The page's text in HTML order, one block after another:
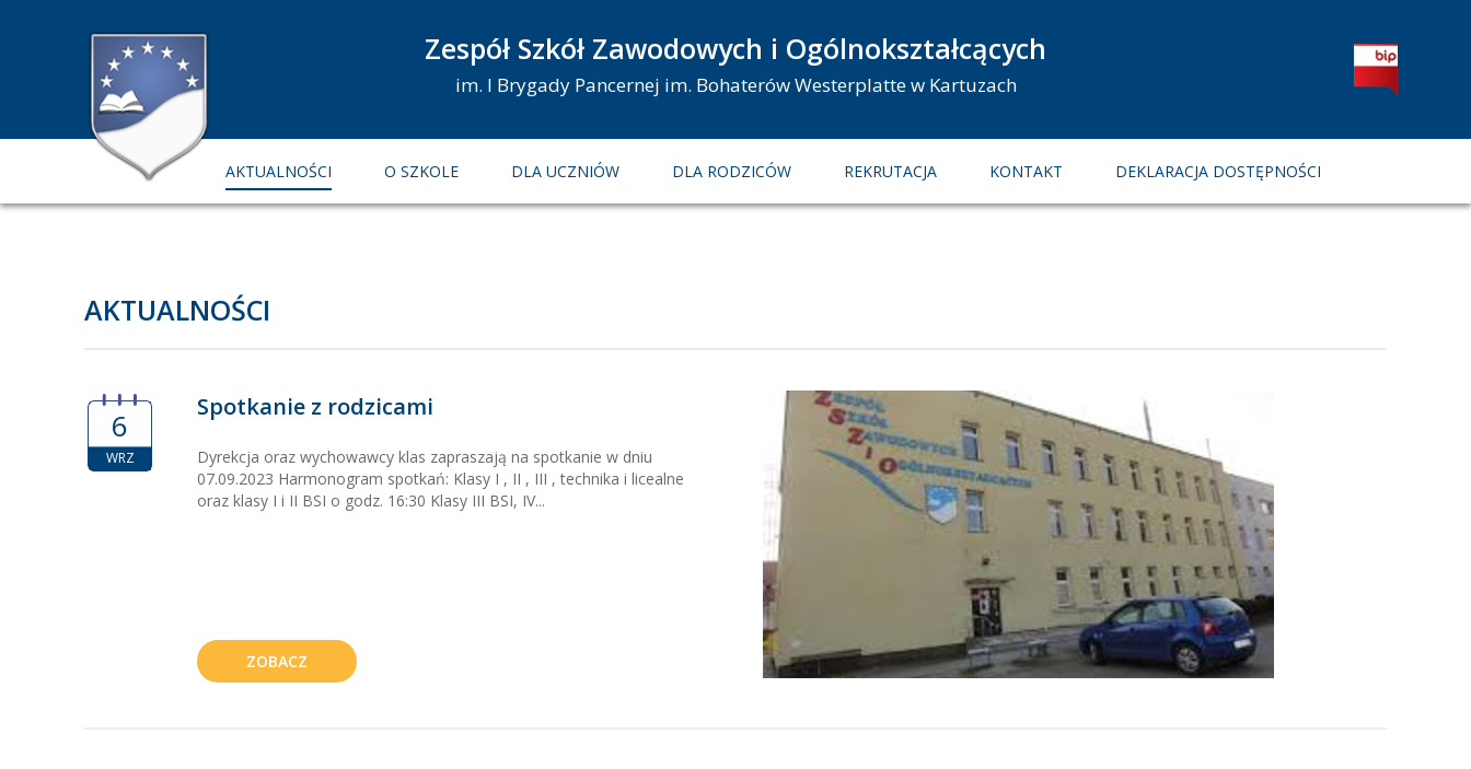
Zespół Szkół Zawodowych i Ogólnokształcących
im. I Brygady Pancernej im. Bohaterów Westerplatte w Kartuzach
AKTUALNOŚCI O SZKOLE DLA UCZNIÓW DLA RODZICÓW REKRUTACJA KONTAKT DEKLARACJA DOSTĘPNOŚCI
AKTUALNOŚCI
6
WRZ
Spotkanie z rodzicami
Dyrekcja oraz wychowawcy klas zapraszają na spotkanie w dniu
07.09.2023 Harmonogram spotkań: Klasy I , II , III , technika i licealne
oraz klasy I i II BSI o godz. 16:30 Klasy III BSI, IV...
ZOBACZ